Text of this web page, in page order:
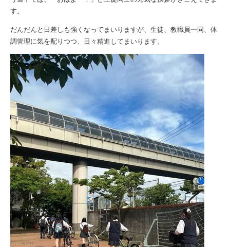
す。
だんだんと日差しも強くなってまいりますが、生徒、教職員一同、体
調管理に気を配りつつ、日々精進してまいります。